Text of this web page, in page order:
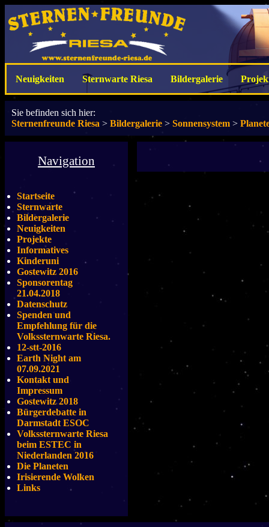
Neuigkeiten Sternwarte Riesa Bildergalerie
Sie befinden sich hier:
Sternenfreunde Riesa > Bildergalerie > Sonnensystem >
Navigation
Startseite
Sternwarte
Bildergalerie
Neuigkeiten
Projekte
Informatives
Kinderuni
Gostewitz 2016
Sponsorentag
21.04.2018
Datenschutz
Spenden und
Empfehlung für die
Volkssternwarte Riesa.
12-stt-2016
Earth Night am
07.09.2021
Kontakt und
Impressum
Gostewitz 2018
Bürgerdebatte in
Darmstadt ESOC
Volkssternwarte Riesa
beim ESTEC in
Niederlanden 2016
Die Planeten
Irisierende Wolken
Links